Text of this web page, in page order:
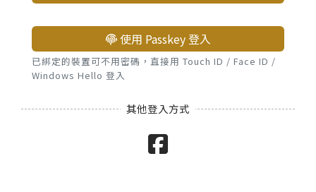
使用 Passkey 登入
已綁定的裝置可不用密碼，直接用 Touch ID / Face ID /
Windows Hello 登入